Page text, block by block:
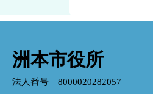
洲本市役所
法人番号 8000020282057